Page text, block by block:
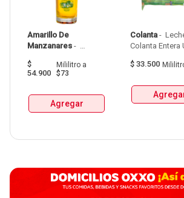
Amarillo De
Manzanares -
De Manzanares
$
54.900
Mililitroa
$73
Agregar
Colanta -
Colanta Entera
$ 33.500